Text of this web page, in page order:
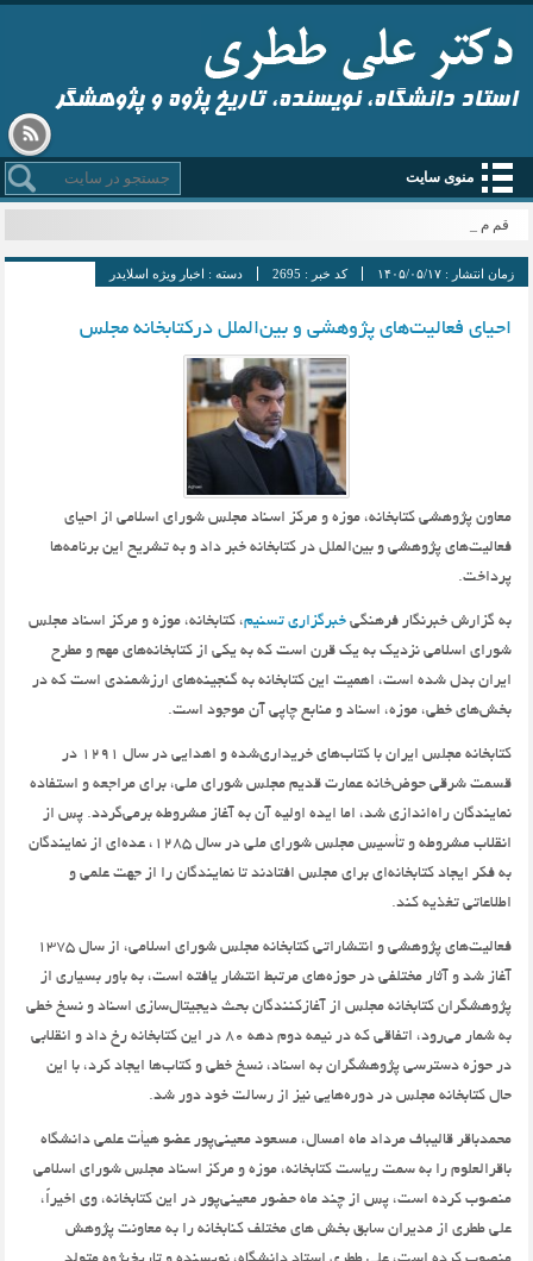
استاد دانشگاه، نویسنده، تاریخ پژوه و پژوهشگر
منوی سایت
قم میزبا _
زمان انتشار :۱۴۰۵/۰۵/۱۷ کد خبر : 2695 دسته : اخبار ویژه اسلایدر
احیای فعالیت‌‌های پژوهشی و بین‌الملل درکتابخانه مجلس
معاون پژوهشی کتابخانه،‌ موزه و مرکز اسناد مجلس شورای اسلامی از احیای
فعالیت‌های پژوهشی‌ و بین‌الملل در کتابخانه خبر داد و به تشریح این برنامه‌ها
پرداخت.
به گزارش خبرنگار فرهنگیخبرگزاری تسنیم،‌ کتابخانه، موزه و مرکز اسناد مجلس
شورای اسلامی نزدیک به یک قرن است که به یکی از کتابخانه‌های مهم و مطرح
ایران بدل شده است،‌ اهمیت این کتابخانه به گنجینه‌های ارزشمندی است که در
بخش‌های خطی، موزه، اسناد و منابع چاپی آن موجود است.
کتابخانه مجلس ایران با کتاب‌های خریداری‌شده و اهدایی در سال 1291 در
قسمت شرقی حوض‌خانه عمارت قدیم مجلس شورای ملی، برای مراجعه و استفاده
نمایندگان راه‌اندازی شد، اما ایده اولیه آن به آغاز مشروطه برمی‌گردد. پس از
انقلاب مشروطه و تأسیس مجلس شورای ملی در سال 1285، عده‌ای از نمایندگان
به فکر ایجاد کتابخانه‌ای برای مجلس افتادند تا نمایندگان را از جهت علمی و
اطلاعاتی تغذیه کند.
فعالیت‌های پژوهشی و انتشاراتی کتابخانه مجلس شورای اسلامی، از سال 1375
آغاز شد و آثار مختلفی در حوزه‌های مرتبط انتشار یافته است،‌ به باور بسیاری از
پژوهشگران کتابخانه مجلس از آغازکنندگان بحث دیجیتال‌سازی اسناد و نسخ خطی
به شمار می‌رود،‌ اتفاقی که در نیمه دوم دهه 80 در این کتابخانه رخ داد و انقلابی
در حوزه دسترسی پژوهشگران به اسناد،‌ نسخ خطی و کتاب‌ها ایجاد کرد،‌ با این
حال کتابخانه مجلس در دوره‌هایی نیز از رسالت خود دور شد.
محمدباقر قالیباف مرداد ماه امسال،‌ مسعود معینی‌پور عضو هیأت علمی دانشگاه
باقرالعلوم را به سمت ریاست کتابخانه،‌ موزه و مرکز اسناد مجلس شورای اسلامی
منصوب کرده است،‌ پس از چند ماه حضور معینی‌پور در این کتابخانه،‌ وی اخیرا‌ً،‌
علی ططری از مدیران سابق بخش های مختلف کنابخانه را به معاونت پژوهش